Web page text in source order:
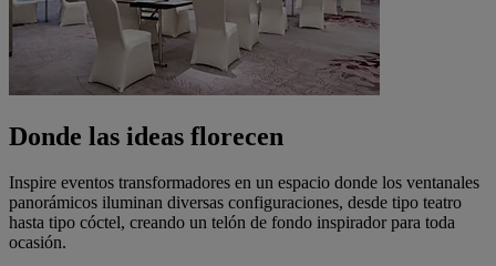
Donde las ideas florecen
Inspire eventos transformadores en un espacio donde los ventanales
panorámicos iluminan diversas configuraciones, desde tipo teatro
hasta tipo cóctel, creando un telón de fondo inspirador para toda
ocasión.